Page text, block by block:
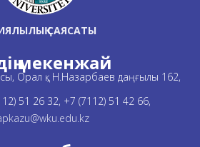
САЯСАТЫ
мекенжай
Орал қ., Н.Назарбаев даңғылы 162,
51 26 32, +7 (7112) 51 42 66,